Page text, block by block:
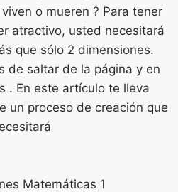
o mueren ? Para tener
atractivo, usted necesitará
que sólo 2 dimensiones.
de saltar de la página y en
. En este artículo te lleva
un proceso de creación que
Matemáticas 1